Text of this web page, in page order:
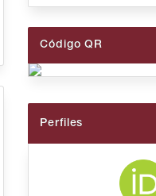
Código QR
Perfiles